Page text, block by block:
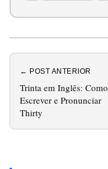
← POST ANTERIOR
Trinta em Inglês: Como
Escrever e Pronunciar
Thirty